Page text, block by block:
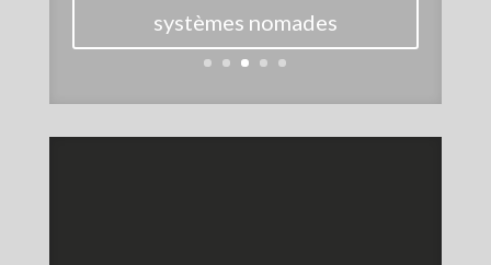
systèmes nomades